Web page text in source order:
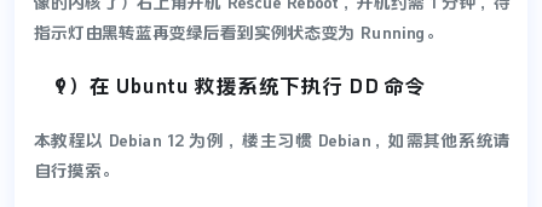
指示灯由黑转蓝再变绿后看到实例状态变为 Running。
（9）在 Ubuntu 救援系统下执行 DD 命令
本教程以 Debian 12 为例，楼主习惯 Debian，如需其他系统请
自行摸索。